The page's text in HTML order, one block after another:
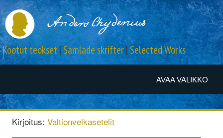
AVAA VALIKKO
Kootut teokset|Samlade skrifter|Selected Works
Kirjoitus: Valtionvelkasetelit